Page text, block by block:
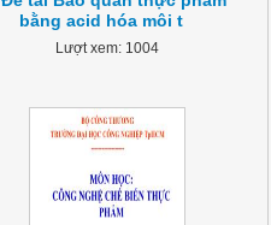
bằng acid hóa môi t
Lượt xem: 1004